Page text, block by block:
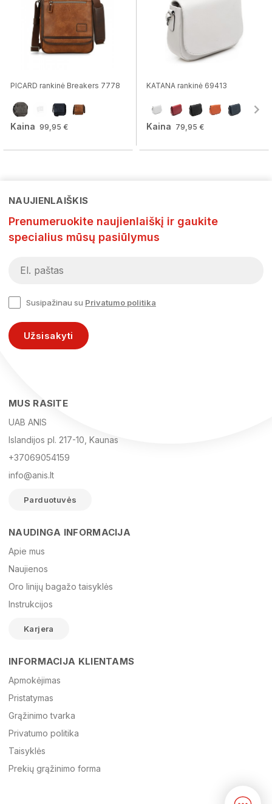
PICARD rankinė Breakers 7778
Kaina 99,95 €
KATANA rankinė 69413
Kaina 79,95 €
El. paštas
Žinutė
NAUJIENLAIŠKIS
Prenumeruokite naujienlaiškį ir gaukite
specialius mūsų pasiūlymus
Susipažinau su Privatumo politika
Užsisakyti
MUS RASITE
UAB ANIS
Islandijos pl. 217-10, Kaunas
+37069054159
info@anis.lt
Parduotuvės
NAUDINGA INFORMACIJA
Apie mus
Naujienos
Oro linijų bagažo taisyklės
Instrukcijos
Karjera
INFORMACIJA KLIENTAMS
Apmokėjimas
Pristatymas
Grąžinimo tvarka
Privatumo politika
Taisyklės
Prekių grąžinimo forma